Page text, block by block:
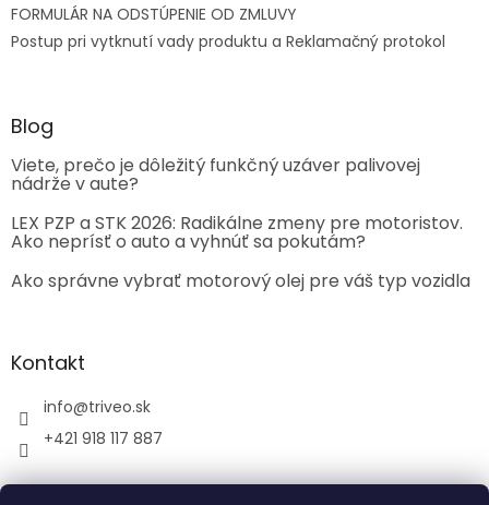
FORMULÁR NA ODSTÚPENIE OD ZMLUVY
Postup pri vytknutí vady produktu a Reklamačný protokol
Blog
Viete, prečo je dôležitý funkčný uzáver palivovej
nádrže v aute?
LEX PZP a STK 2026: Radikálne zmeny pre motoristov.
Ako neprísť o auto a vyhnúť sa pokutám?
Ako správne vybrať motorový olej pre váš typ vozidla
Kontakt
info@triveo.sk
+421 918 117 887